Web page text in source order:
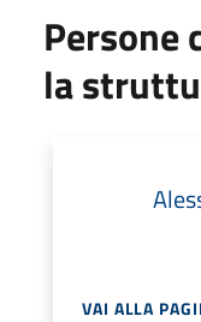
Persone
la
VAI ALLA